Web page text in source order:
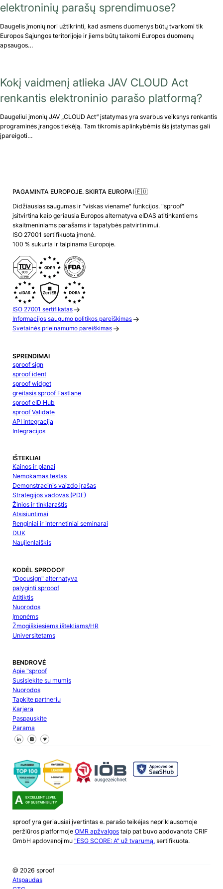
elektroninių parašų sprendimuose?
Daugelis įmonių nori užtikrinti, kad asmens duomenys būtų tvarkomi tik
Europos Sąjungos teritorijoje ir jiems būtų taikomi Europos duomenų
apsaugos…
Kokį vaidmenį atlieka JAV CLOUD Act
renkantis elektroninio parašo platformą?
Daugeliui įmonių JAV „CLOUD Act“ įstatymas yra svarbus veiksnys renkantis
programinės įrangos tiekėją. Tam tikromis aplinkybėmis šis įstatymas gali
įpareigoti…
PAGAMINTA EUROPOJE. SKIRTA EUROPAI 🇪🇺
Didžiausias saugumas ir "viskas viename" funkcijos. "sproof"
įsitvirtina kaip geriausia Europos alternatyva eIDAS atitinkantiems
skaitmeniniams parašams ir tapatybės patvirtinimui.
ISO 27001 sertifikuota įmonė.
100 % sukurta ir talpinama Europoje.
ISO 27001 sertifikatas
Informacijos saugumo politikos pareiškimas
Svetainės prieinamumo pareiškimas
SPRENDIMAI
sproof sign
sproof ident
sproof widget
greitasis sproof Fastlane
sproof eID Hub
sproof Validate
API integracija
Integracijos
IŠTEKLIAI
Kainos ir planai
Nemokamas testas
Demonstracinis vaizdo įrašas
Strategijos vadovas (PDF)
Žinios ir tinklaraštis
Atsisiuntimai
Renginiai ir internetiniai seminarai
DUK
Naujienlaiškis
KODĖL SPROOOF
"Docusign" alternatyva
palyginti sprooof
Atitiktis
Nuorodos
Įmonėms
Žmogiškiesiems ištekliams/HR
Universitetams
BENDROVĖ
Apie "sproof
Susisiekite su mumis
Nuorodos
Tapkite partneriu
Karjera
Paspauskite
Parama
Sekite mus "Facebook
Sekite mus X
Sekite mus "LinkedIn
sproof yra geriausiai įvertintas e. parašo teikėjas nepriklausomoje
peržiūros platformoje OMR apžvalgostaip pat buvo apdovanota CRIF
GmbH apdovanojimu "ESG SCORE: A" už tvarumą.sertifikuota.
@ 2026 sproof
Atspaudas